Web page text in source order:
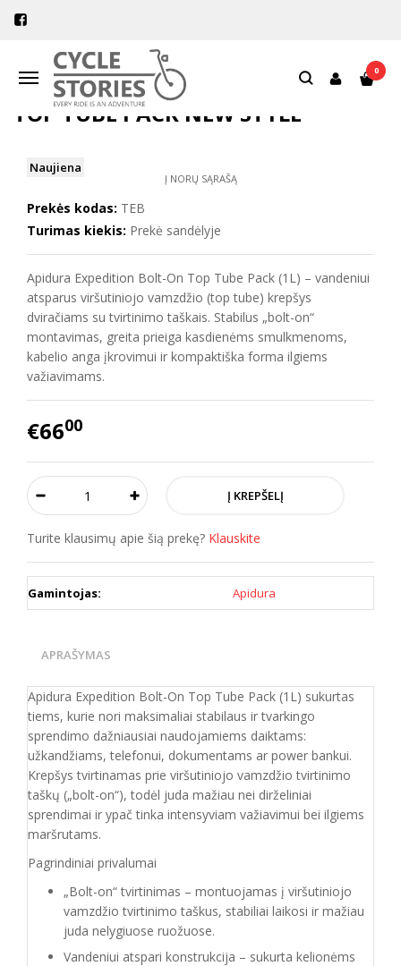
Navigacija
0
Pagrindinis
APIDURA EXPEDITION BOLT ON
TOP TUBE PACK NEW STYLE
Naujiena
Į NORŲ SĄRAŠĄ
Prekės kodas: TEB
Turimas kiekis: Prekė sandėlyje
Apidura Expedition Bolt-On Top Tube Pack (1L) – vandeniui
atsparus viršutiniojo vamzdžio (top tube) krepšys
dviračiams su tvirtinimo taškais. Stabilus „bolt-on“
montavimas, greita prieiga kasdienėms smulkmenoms,
kabelio anga įkrovimui ir kompaktiška forma ilgiems
važiavimams.
€6600
Turite klausimų apie šią prekę? Klauskite
Gamintojas: Apidura
APRAŠYMAS
Apidura Expedition Bolt-On Top Tube Pack (1L) sukurtas
tiems, kurie nori maksimaliai stabilaus ir tvarkingo
sprendimo dažniausiai naudojamiems daiktams:
užkandžiams, telefonui, dokumentams ar power bankui.
Krepšys tvirtinamas prie viršutiniojo vamzdžio tvirtinimo
taškų („bolt-on“), todėl juda mažiau nei dirželiniai
sprendimai ir ypač tinka intensyviam važiavimui bei ilgiems
maršrutams.
Pagrindiniai privalumai
„Bolt-on“ tvirtinimas – montuojamas į viršutiniojo
vamzdžio tvirtinimo taškus, stabiliai laikosi ir mažiau
juda nelygiuose ruožuose.
Vandeniui atspari konstrukcija – sukurta kelionėms